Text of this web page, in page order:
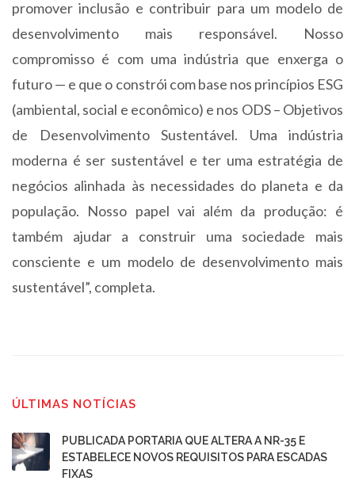
promover inclusão e contribuir para um modelo de
desenvolvimento mais responsável. Nosso
compromisso é com uma indústria que enxerga o
futuro — e que o constrói com base nos princípios ESG
(ambiental, social e econômico) e nos ODS – Objetivos
de Desenvolvimento Sustentável. Uma indústria
moderna é ser sustentável e ter uma estratégia de
negócios alinhada às necessidades do planeta e da
população. Nosso papel vai além da produção: é
também ajudar a construir uma sociedade mais
consciente e um modelo de desenvolvimento mais
sustentável”, completa.
ÚLTIMAS NOTÍCIAS
PUBLICADA PORTARIA QUE ALTERA A NR-35 E
ESTABELECE NOVOS REQUISITOS PARA ESCADAS
FIXAS